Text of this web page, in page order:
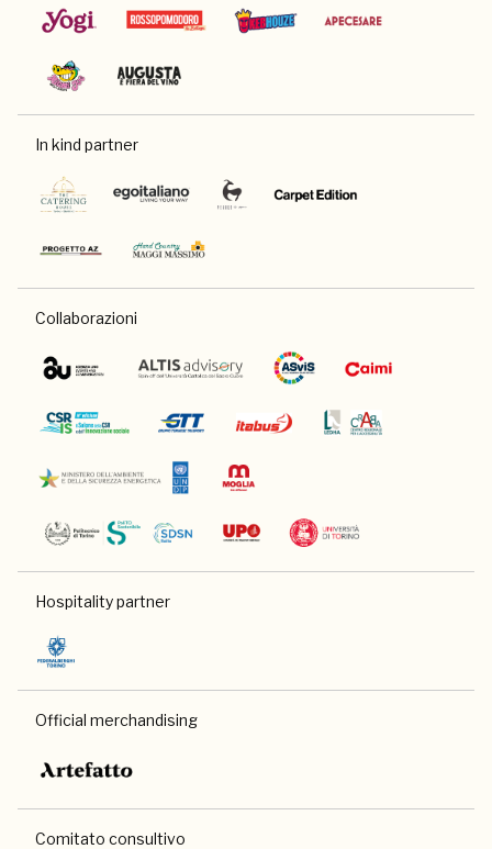
In kind partner
Collaborazioni
Hospitality partner
Official merchandising
Comitato consultivo